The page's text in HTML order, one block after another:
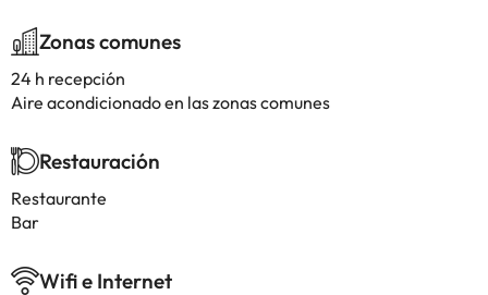
Zonas comunes
24 h recepción
Aire acondicionado en las zonas comunes
Restauración
Restaurante
Bar
Wifi e Internet